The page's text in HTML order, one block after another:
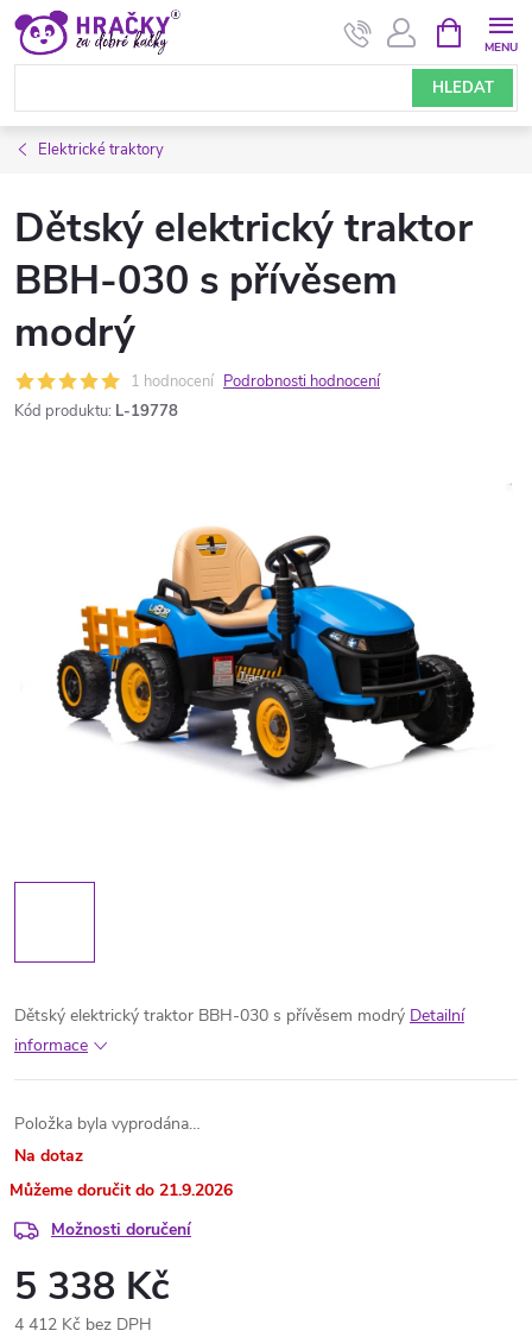
Přejít
obsah
HLEDAT
NÁKUPNÍ
KOŠÍK
Elektrické traktory
Dětský elektrický traktor
BBH-030 s přívěsem
modrý
1 hodnocení Podrobnosti hodnocení
Kód produktu: L-19778
Dětský elektrický traktor BBH-030 s přívěsem modrý Detailní
informace
Položka byla vyprodána…
Na dotaz
21.9.2026
Možnosti doručení
5 338 Kč
4 412 Kč bez DPH